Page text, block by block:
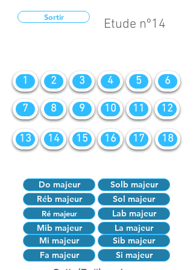
Sortir Etude nº14
1 2 3 4 5 6
7 8 9 10 11 12
13 14 15 16 17 18
Do majeur
Solb majeur
Réb majeur
Sol majeur
Ré majeur
Lab majeur
Mib majeur
Mi majeur
La majeur
Sib majeur
Fa majeur
Si majeur